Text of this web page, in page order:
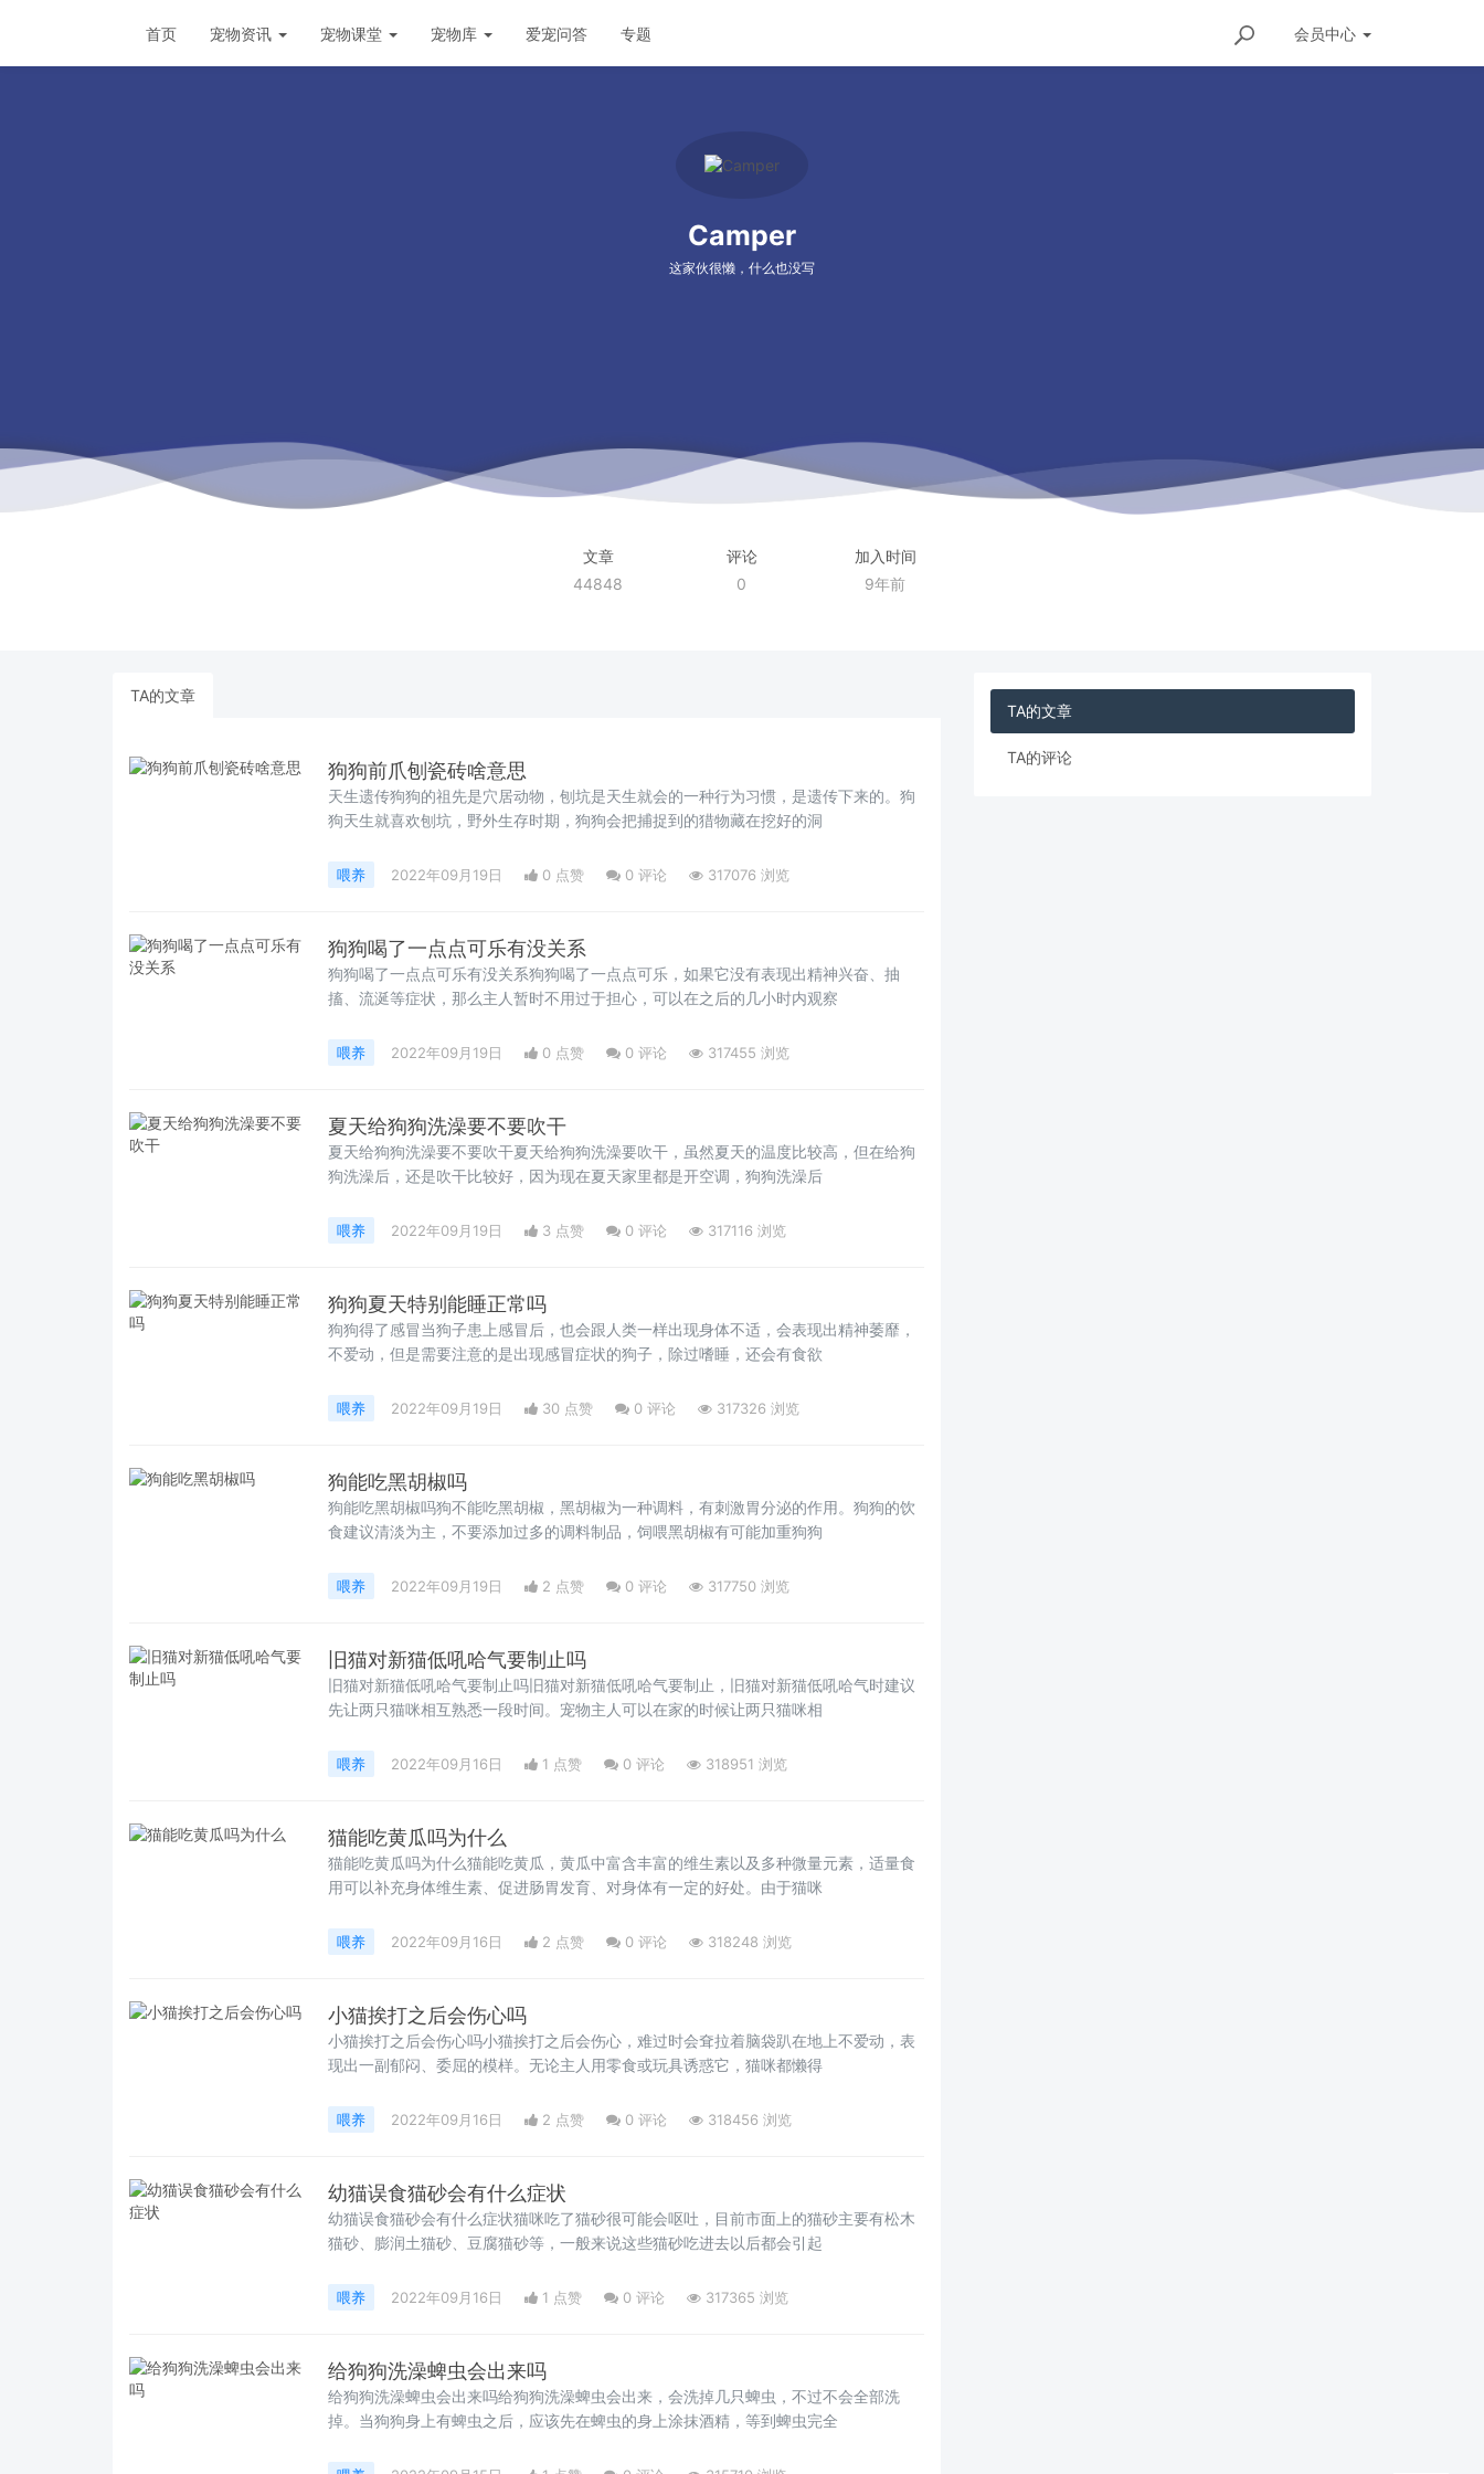
首页 宠物资讯 宠物课堂 宠物库 爱宠问答 专题 会员中心
Camper
这家伙很懒，什么也没写
文章
44848
评论
0
加入时间
9年前
TA的文章
狗狗前爪刨瓷砖啥意思
天生遗传狗狗的祖先是穴居动物，刨坑是天生就会的一种行为习惯，是遗传下来的。狗
狗天生就喜欢刨坑，野外生存时期，狗狗会把捕捉到的猎物藏在挖好的洞
喂养 2022年09月19日 0 点赞 0 评论 317076 浏览
狗狗喝了一点点可乐有没关系
狗狗喝了一点点可乐有没关系狗狗喝了一点点可乐，如果它没有表现出精神兴奋、抽
搐、流涎等症状，那么主人暂时不用过于担心，可以在之后的几小时内观察
喂养 2022年09月19日 0 点赞 0 评论 317455 浏览
夏天给狗狗洗澡要不要吹干
夏天给狗狗洗澡要不要吹干夏天给狗狗洗澡要吹干，虽然夏天的温度比较高，但在给狗
狗洗澡后，还是吹干比较好，因为现在夏天家里都是开空调，狗狗洗澡后
喂养 2022年09月19日 3 点赞 0 评论 317116 浏览
狗狗夏天特别能睡正常吗
狗狗得了感冒当狗子患上感冒后，也会跟人类一样出现身体不适，会表现出精神萎靡，
不爱动，但是需要注意的是出现感冒症状的狗子，除过嗜睡，还会有食欲
喂养 2022年09月19日 30 点赞 0 评论 317326 浏览
狗能吃黑胡椒吗
狗能吃黑胡椒吗狗不能吃黑胡椒，黑胡椒为一种调料，有刺激胃分泌的作用。狗狗的饮
食建议清淡为主，不要添加过多的调料制品，饲喂黑胡椒有可能加重狗狗
喂养 2022年09月19日 2 点赞 0 评论 317750 浏览
旧猫对新猫低吼哈气要制止吗
旧猫对新猫低吼哈气要制止吗旧猫对新猫低吼哈气要制止，旧猫对新猫低吼哈气时建议
先让两只猫咪相互熟悉一段时间。宠物主人可以在家的时候让两只猫咪相
喂养 2022年09月16日 1 点赞 0 评论 318951 浏览
猫能吃黄瓜吗为什么
猫能吃黄瓜吗为什么猫能吃黄瓜，黄瓜中富含丰富的维生素以及多种微量元素，适量食
用可以补充身体维生素、促进肠胃发育、对身体有一定的好处。由于猫咪
喂养 2022年09月16日 2 点赞 0 评论 318248 浏览
小猫挨打之后会伤心吗
小猫挨打之后会伤心吗小猫挨打之后会伤心，难过时会耷拉着脑袋趴在地上不爱动，表
现出一副郁闷、委屈的模样。无论主人用零食或玩具诱惑它，猫咪都懒得
喂养 2022年09月16日 2 点赞 0 评论 318456 浏览
幼猫误食猫砂会有什么症状
幼猫误食猫砂会有什么症状猫咪吃了猫砂很可能会呕吐，目前市面上的猫砂主要有松木
猫砂、膨润土猫砂、豆腐猫砂等，一般来说这些猫砂吃进去以后都会引起
喂养 2022年09月16日 1 点赞 0 评论 317365 浏览
给狗狗洗澡蜱虫会出来吗
给狗狗洗澡蜱虫会出来吗给狗狗洗澡蜱虫会出来，会洗掉几只蜱虫，不过不会全部洗
掉。当狗狗身上有蜱虫之后，应该先在蜱虫的身上涂抹酒精，等到蜱虫完全
TA的文章
TA的评论